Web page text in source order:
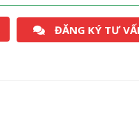
ĐĂNG KÝ TƯ